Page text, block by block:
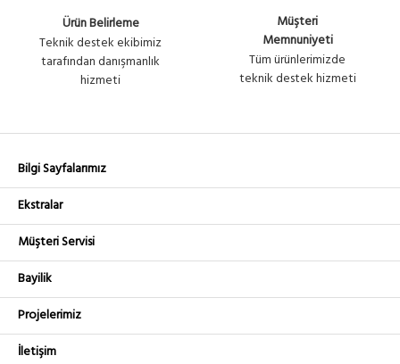
Ürün Belirleme
Teknik destek ekibimiz
tarafından danışmanlık
hizmeti
Müşteri
Memnuniyeti
Tüm ürünlerimizde
teknik destek hizmeti
Bilgi Sayfalarımız
Ekstralar
Müşteri Servisi
Bayilik
Projelerimiz
İletişim